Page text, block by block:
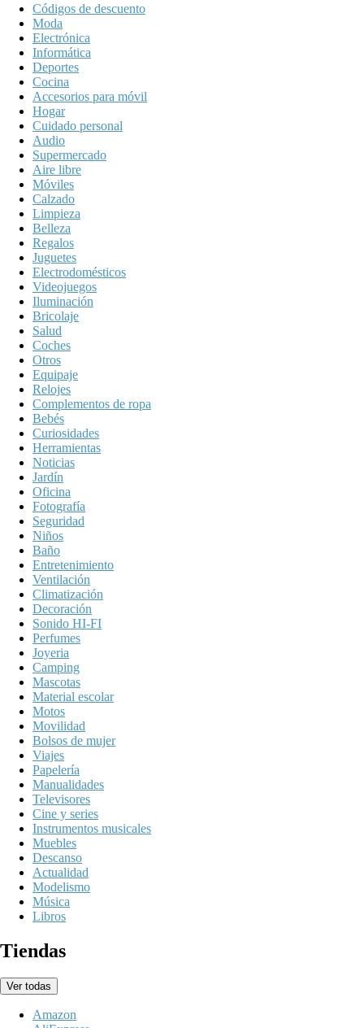
Códigos de descuento
Moda
Electrónica
Informática
Deportes
Cocina
Accesorios para móvil
Hogar
Cuidado personal
Audio
Supermercado
Aire libre
Móviles
Calzado
Limpieza
Belleza
Regalos
Juguetes
Electrodomésticos
Videojuegos
Iluminación
Bricolaje
Salud
Coches
Otros
Equipaje
Relojes
Complementos de ropa
Bebés
Curiosidades
Herramientas
Noticias
Jardín
Oficina
Fotografía
Seguridad
Niños
Baño
Entretenimiento
Ventilación
Climatización
Decoración
Sonido HI-FI
Perfumes
Joyeria
Camping
Mascotas
Material escolar
Motos
Movilidad
Bolsos de mujer
Viajes
Papelería
Manualidades
Televisores
Cine y series
Instrumentos musicales
Muebles
Descanso
Actualidad
Modelismo
Música
Libros
Tiendas
Ver todas
Amazon